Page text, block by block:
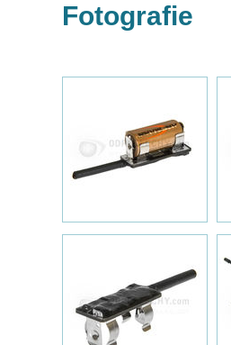
Fotografie